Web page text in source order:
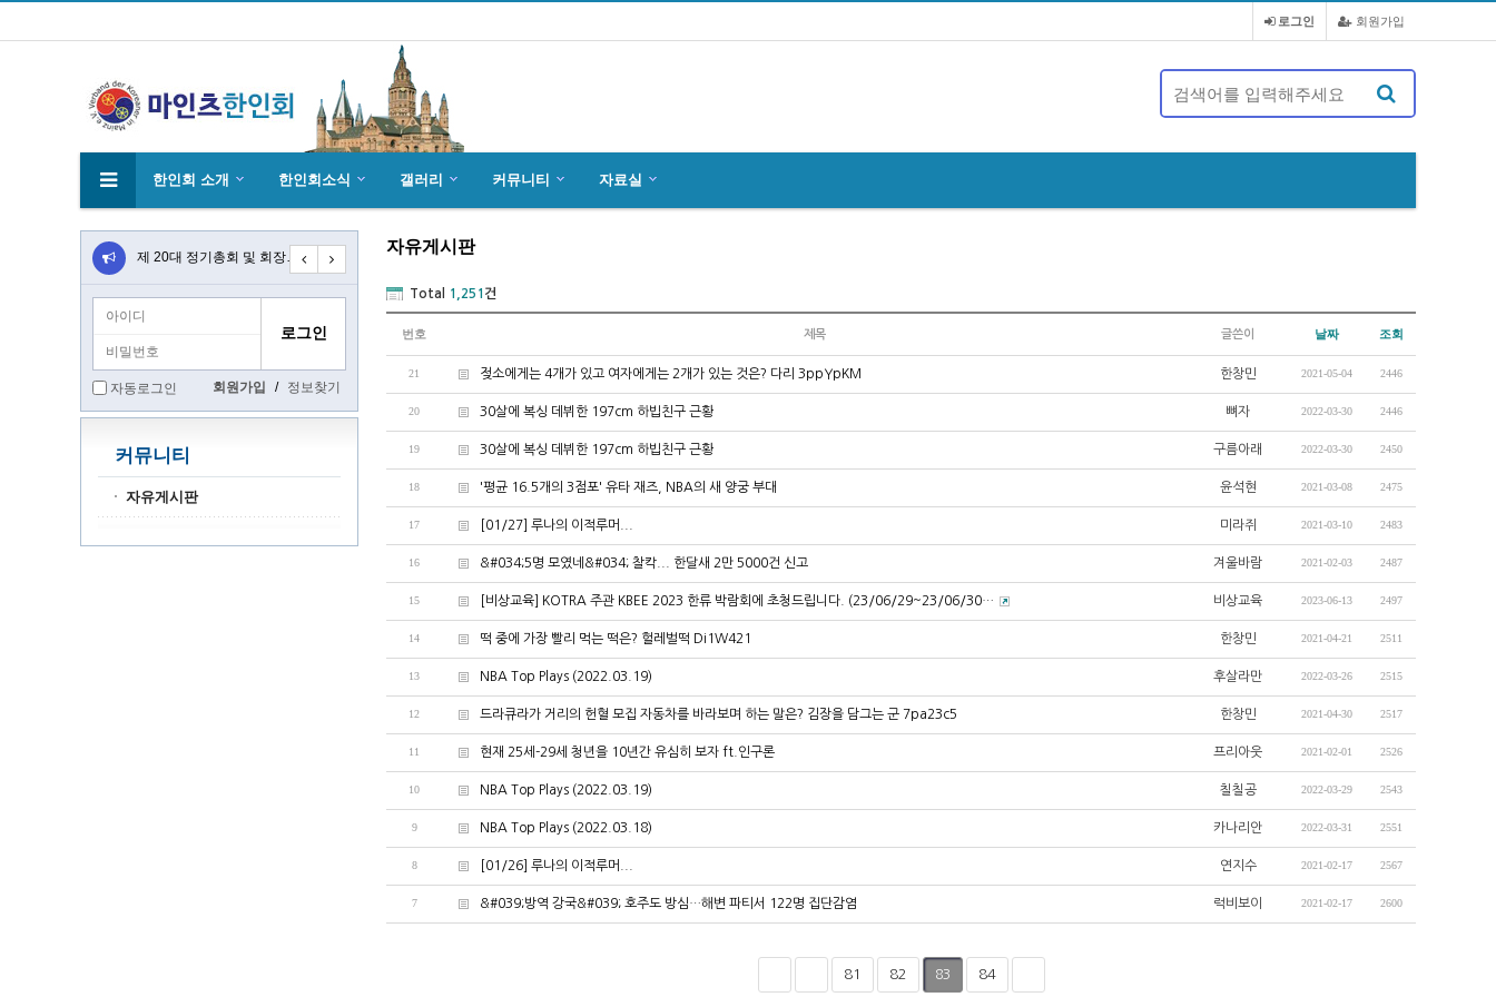
회원가입
로그인
한인회 소개 한인회소식 갤러리 커뮤니티 자료실
자유게시판
Total 1,251 건
번호 제목 글쓴이 날짜 조회
21 젖소에게는 4개가 있고 여자에게는 2개가 있는 것은? 다리 3ppYpKM 한창민 2021-05-04 2446
20 30살에 복싱 데뷔한 197cm 하빕친구 근황 뼈자 2022-03-30 2446
19 30살에 복싱 데뷔한 197cm 하빕친구 근황 구름아래 2022-03-30 2450
18 '평균 16.5개의 3점포' 유타 재즈, NBA의 새 양궁 부대 윤석현 2021-03-08 2475
17 [01/27] 루나의 이적루머... 미라쥐 2021-03-10 2483
16 &#034;5명 모였네&#034; 찰칵... 한달새 2만 5000건 신고 겨울바람 2021-02-03 2487
15 [비상교육] KOTRA 주관 KBEE 2023 한류 박람회에 초청드립니다. (23/06/29~23/06/30… 비상교육 2023-06-13 2497
14 떡 중에 가장 빨리 먹는 떡은? 헐레벌떡 Di1W421 한창민 2021-04-21 2511
13 NBA Top Plays (2022.03.19) 후살라만 2022-03-26 2515
12 드라큐라가 거리의 헌혈 모집 자동차를 바라보며 하는 말은? 김장을 담그는 군 7pa23c5 한창민 2021-04-30 2517
11 현재 25세-29세 청년을 10년간 유심히 보자 ft.인구론 프리아웃 2021-02-01 2526
10 NBA Top Plays (2022.03.19) 칠칠공 2022-03-29 2543
9 NBA Top Plays (2022.03.18) 카나리안 2022-03-31 2551
8 [01/26] 루나의 이적루머... 연지수 2021-02-17 2567
7 &#039;방역 강국&#039; 호주도 방심…해변 파티서 122명 집단감염 럭비보이 2021-02-17 2600
81 82 83 84
4월27일 마인츠 한인 여성합창단10회 연주… 제 20대 정기총회 및 회장 선출 공문 초대합니다 마인츠 한인회 문화 행사 2020…
자동로그인 회원가입 / 정보찾기
커뮤니티
자유게시판